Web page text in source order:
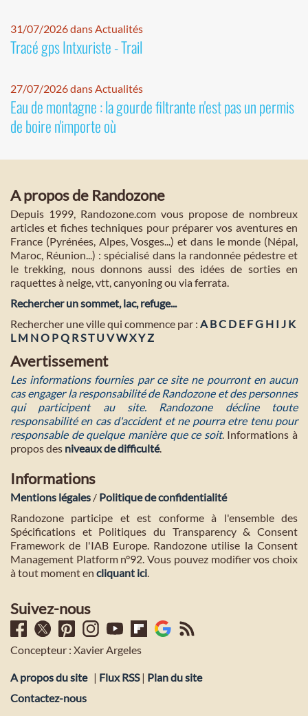
31/07/2026 dans Actualités
Tracé gps Intxuriste - Trail
27/07/2026 dans Actualités
Eau de montagne : la gourde filtrante n'est pas un permis
de boire n'importe où
A propos de Randozone
Depuis 1999, Randozone.com vous propose de nombreux
articles et fiches techniques pour préparer vos aventures en
France (Pyrénées, Alpes, Vosges...) et dans le monde (Népal,
Maroc, Réunion...) : spécialisé dans la randonnée pédestre et
le trekking, nous donnons aussi des idées de sorties en
raquettes à neige, vtt, canyoning ou via ferrata.
Rechercher un sommet, lac, refuge...
Rechercher une ville qui commence par : A BC D E FG H I J K
L M NO PQ R ST U VWXY Z
Avertissement
Les informations fournies par ce site ne pourront en aucun
cas engager la responsabilité de Randozone et des personnes
qui participent au site. Randozone décline toute
responsabilité en cas d'accident et ne pourra etre tenu pour
responsable de quelque manière que ce soit. Informations à
propos des niveaux de difficulté.
Informations
Mentions légales / Politique de confidentialité
Randozone participe et est conforme à l'ensemble des
Spécifications et Politiques du Transparency & Consent
Framework de l'IAB Europe. Randozone utilise la Consent
Management Platform n°92. Vous pouvez modifier vos choix
à tout moment en cliquant ici
Suivez-nous
Concepteur : Xavier Argeles
A propos du site | Flux RSS| Plan du site
Contactez-nous